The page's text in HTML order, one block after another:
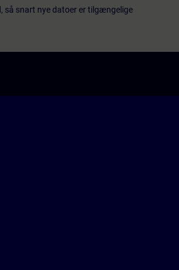
så snart nye datoer er tilgængelige